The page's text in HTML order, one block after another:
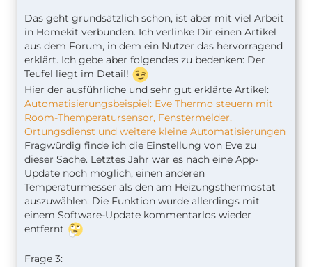
Das geht grundsätzlich schon, ist aber mit viel Arbeit
in Homekit verbunden. Ich verlinke Dir einen Artikel
aus dem Forum, in dem ein Nutzer das hervorragend
erklärt. Ich gebe aber folgendes zu bedenken: Der
Teufel liegt im Detail!
Hier der ausführliche und sehr gut erklärte Artikel:
Automatisierungsbeispiel: Eve Thermo steuern mit
Room-Themperatursensor, Fenstermelder,
Ortungsdienst und weitere kleine Automatisierungen
Fragwürdig finde ich die Einstellung von Eve zu
dieser Sache. Letztes Jahr war es nach eine App-
Update noch möglich, einen anderen
Temperaturmesser als den am Heizungsthermostat
auszuwählen. Die Funktion wurde allerdings mit
einem Software-Update kommentarlos wieder
entfernt
Frage 3: